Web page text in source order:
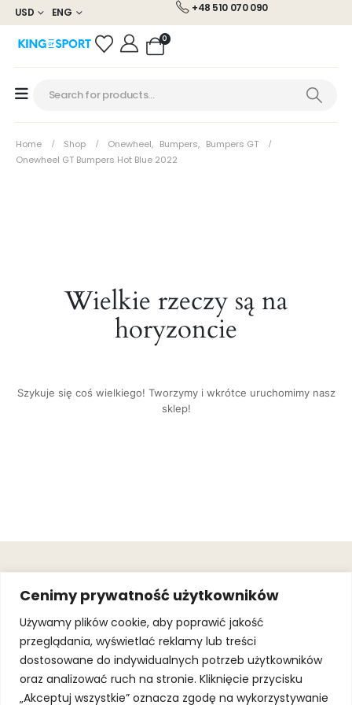
Cenimy prywatność użytkowników
Używamy plików cookie, aby poprawić jakość
przeglądania, wyświetlać reklamy lub treści
dostosowane do indywidualnych potrzeb użytkowników
oraz analizować ruch na stronie. Kliknięcie przycisku
„Akceptuj wszystkie” oznacza zgodę na wykorzystywanie
USD ENG +48 510 070 090
0
Home Shop Onewheel, Bumpers, Bumpers GT
Onewheel GT Bumpers Hot Blue 2022
Wielkie rzeczy są na
horyzoncie
Szykuje się coś wielkiego! Tworzymy i wkrótce uruchomimy nasz
sklep!
+48 510 070
090
SOLEC 81B LOK.
A66,
WARSZAWA
JOIN OUR
MAILING
By subscribing,
you agree to
ourTerms of
UseandPrivacy
OBSŁUGA
KLIENTA
Gwarancja
.
.